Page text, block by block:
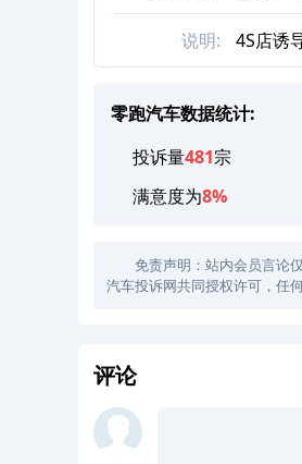
说明: 4S店诱
零跑汽车数据统计:
投诉量481宗
满意度为8%
免责声明：站内会员言论
汽车投诉网共同授权许可，任
评论